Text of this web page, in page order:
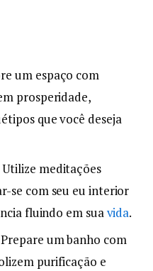
um espaço com
prosperidade,
que você deseja
Utilize meditações
se com seu eu interior
fluindo em suavida.
Prepare um banho com
purificação e